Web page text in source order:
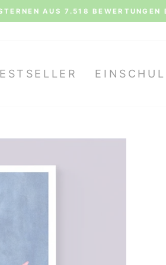
Pause
AUS 7.518 BEWERTUNGEN